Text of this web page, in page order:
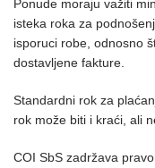
Ponude moraju važiti
isteka roka za
isporuci robe, odnosno
dostavljene fakture.
Standardni rok za
rok može biti i kraći, ali
COI SbS zadržava